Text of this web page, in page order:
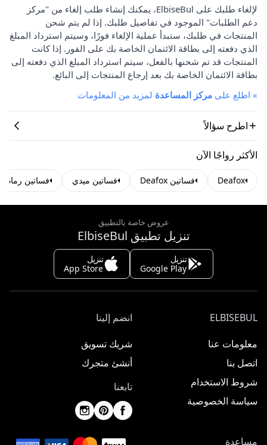
لإلغاء طلبك على ElbiseBul، يمكنك إنشاء طلب إلغاء من "مركز
دعم الطلبات" الموجود في تفاصيل طلبك. إذا لم يتم شحن
المنتجات في طلبك، ستبدأ عملية الإلغاء فورًا، وسيتم استرداد المبلغ
الذي دفعته إلى بطاقة الائتمان الخاصة بك على الفور. إذا كانت
المنتجات قد تم شحنها بالفعل، سيتم استرداد المبلغ الذي دفعته إلى
بطاقة الائتمان الخاصة بك بعد إرجاع المنتجات إلى البائع.
» اطلع على مركز المساعدة لمزيد من المعلومات
اطرح سؤالاً
الأكثر رواجًا الآن
Deafox فساتين Deafox فساتين ميدي فساتين رمادية
عروض خاصة بالتطبيق
تنزيل تطبيق ElbiseBul
تنزيل
Google Play
تنزيل
App Store
ELBISEBUL
معلومات عنا
اتصل بنا
شروط الاستخدام
سياسة الخصوصية
انضم إلينا
شريك تسويق
أنشئ متجرك
تابعنا
مساعدة